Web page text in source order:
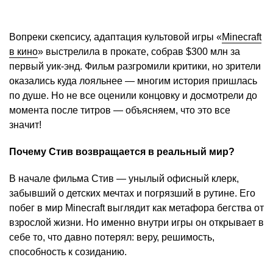
Вопреки скепсису, адаптация культовой игры «Minecraft
в кино» выстрелила в прокате, собрав $300 млн за
первый уик-энд. Фильм разгромили критики, но зрители
оказались куда лояльнее — многим история пришлась
по душе. Но не все оценили концовку и досмотрели до
момента после титров — объясняем, что это все
значит!
Почему Стив возвращается в реальный мир?
В начале фильма Стив — унылый офисный клерк,
забывший о детских мечтах и погрязший в рутине. Его
побег в мир Minecraft выглядит как метафора бегства от
взрослой жизни. Но именно внутри игры он открывает в
себе то, что давно потерял: веру, решимость,
способность к созиданию.